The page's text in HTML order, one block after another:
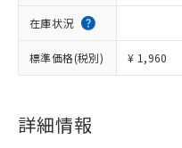
在庫状況
標準価格(税別) ¥ 1,960
詳細情報